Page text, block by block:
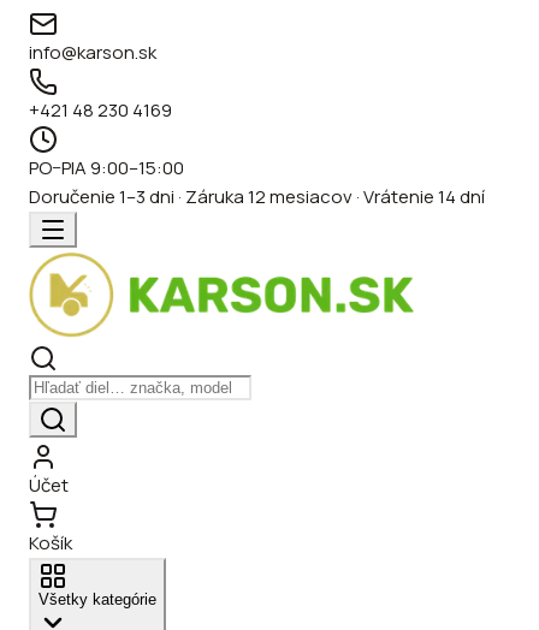
info@karson.sk
+421 48 230 4169
PO–PIA 9:00–15:00
Doručenie 1–3 dni · Záruka 12 mesiacov · Vrátenie 14 dní
Účet
Košík
Všetky kategórie